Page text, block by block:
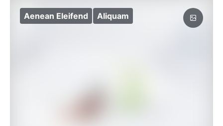
Aenean Eleifend Aliquam